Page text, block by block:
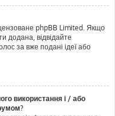
phpBB Limited. Якщо
додана, відвідайте
за вже подані ідеї або
використання і / або